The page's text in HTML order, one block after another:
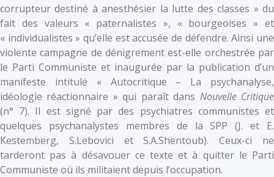
corrupteur destiné à anesthésier la lutte des classes » du
fait des valeurs « paternalistes », « bourgeoises » et
« individualistes » qu’elle est accusée de défendre. Ainsi une
violente campagne de dénigrement est-elle orchestrée par
le Parti Communiste et inaugurée par la publication d’un
manifeste intitulé « Autocritique – La psychanalyse,
idéologie réactionnaire » qui paraît dans Nouvelle Critique
(n° 7). Il est signé par des psychiatres communistes et
quelques psychanalystes membres de la SPP (J. et E.
Kestemberg, S.Lebovici et S.A.Shentoub). Ceux-ci ne
tarderont pas à désavouer ce texte et à quitter le Parti
Communiste où ils militaient depuis l’occupation.